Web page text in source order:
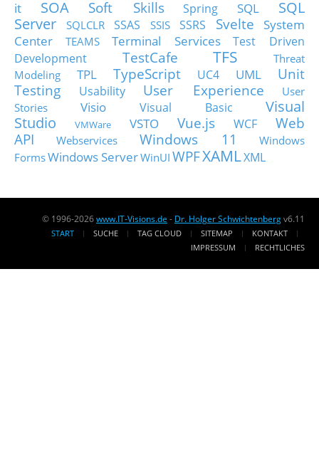
it
SOA Soft Skills Spring SQL
SQL
Server
SQLCLR SSAS SSIS SSRS Svelte
System
Center
TEAMS Terminal Services
Test Driven
Development
TestCafe TFS
Threat
Modeling
TPL TypeScript UC4 UML
Unit
Testing
Usability User Experience
User
Stories
Visio Visual Basic
Visual
Studio
VMWare VSTO Vue.js WCF
Web
API
Webservices Windows 11
Windows
FormsWindows ServerWinUI WPFXAMLXML
© 1996-2026www.IT-Visions.de - Dr. Holger Schwichtenbergv6.11
START SUCHE TAG CLOUD SITEMAP
KONTAKT
IMPRESSUM
RECHTLICHES